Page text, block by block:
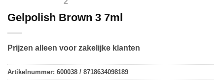
Gelpolish Brown 3 7ml
Prijzen alleen voor zakelijke klanten
Artikelnummer: 600038 / 8718634098189